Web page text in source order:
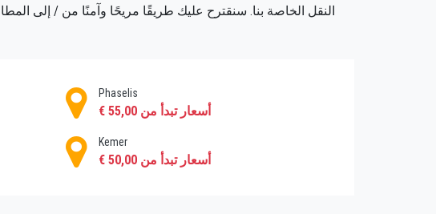
Phaselis
أسعار تبدأ من 55,00 €
Kemer
أسعار تبدأ من 50,00 €